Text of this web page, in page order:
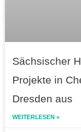
Sächsischer
Projekte in
Dresden aus
WEITERLESEN »